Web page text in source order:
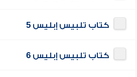
كتاب تلبيس إبليس 5
كتاب تلبيس إبليس 6